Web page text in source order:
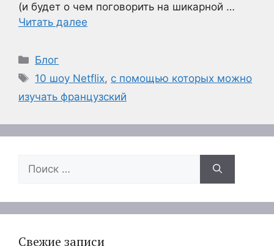
(и будет о чем поговорить на шикарной …
Читать далее
Рубрики
Блог
Метки
10 шоу Netflix, с помощью которых можно
изучать французский
Поиск:
Свежие записи